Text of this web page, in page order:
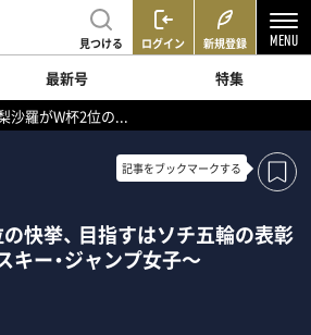
見つける ログイン 新規登録
最新号
特集
沙羅がW杯2位の...
記事をブックマークする
快挙、 目指すはソチ五輪の表彰
キー・ジャンプ女子～